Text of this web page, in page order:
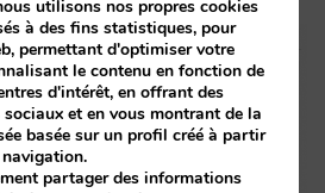
utilisons nos propres cookies
à des fins statistiques, pour
permettant d'optimiser votre
le contenu en fonction de
d'intérêt, en offrant des
et en vous montrant de la
basée sur un profil créé à partir
partager des informations